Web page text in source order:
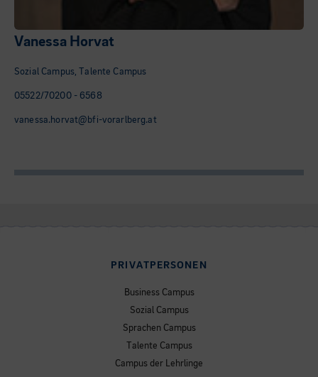
Vanessa Horvat
Sozial Campus, Talente Campus
05522/70200 - 6568
vanessa.horvat@bfi-vorarlberg.at
PRIVATPERSONEN
Business Campus
Sozial Campus
Sprachen Campus
Talente Campus
Campus der Lehrlinge